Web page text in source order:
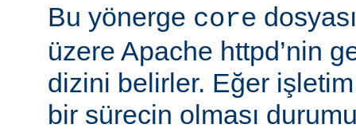
Bu yönerge core
üzere Apache httpd’nin
dizini belirler. Eğer
bir sürecin olması